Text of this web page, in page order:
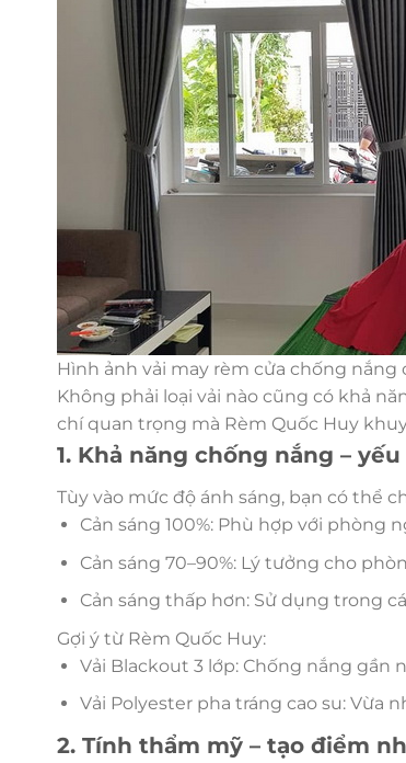
Hình ảnh vải may rèm cửa chống nắng
Không phải loại vải nào cũng có khả
chí quan trọng mà Rèm Quốc Huy
1. Khả năng chống nắng –
Tùy vào mức độ ánh sáng, bạn có thể
Cản sáng 100%: Phù hợp với
Cản sáng 70–90%: Lý tưởng cho
Cản sáng thấp hơn: Sử dụng trong
Gợi ý từ Rèm Quốc Huy:
Vải Blackout 3 lớp: Chống nắng gần
Vải Polyester pha tráng cao su: Vừa
2. Tính thẩm mỹ – tạo điểm